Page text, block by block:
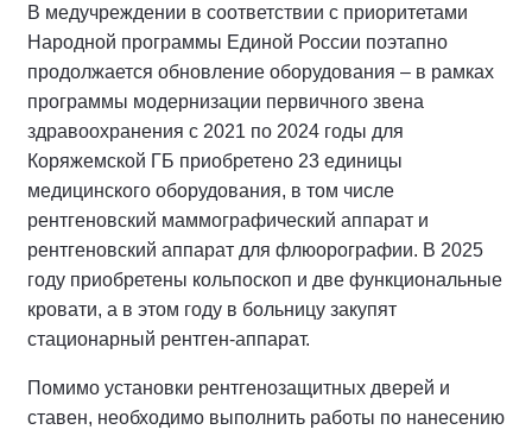
В медучреждении в соответствии с приоритетами
Народной программы Единой России поэтапно
продолжается обновление оборудования – в рамках
программы модернизации первичного звена
здравоохранения с 2021 по 2024 годы для
Коряжемской ГБ приобретено 23 единицы
медицинского оборудования, в том числе
рентгеновский маммографический аппарат и
рентгеновский аппарат для флюорографии. В 2025
году приобретены кольпоскоп и две функциональные
кровати, а в этом году в больницу закупят
стационарный рентген-аппарат.
Помимо установки рентгенозащитных дверей и
ставен, необходимо выполнить работы по нанесению